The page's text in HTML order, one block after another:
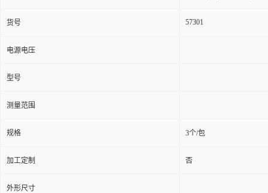
货号 57301
电源电压
型号
测量范围
规格 3个/包
加工定制 否
外形尺寸